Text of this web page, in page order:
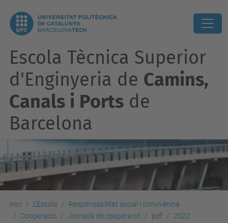
Escola Tècnica Superior
d'Enginyeria de Camins,
Canals i Ports de
Barcelona
Inici L'Escola
Responsabilitat social i convivència
Cooperació
Jornada de cooperació pdf
2022